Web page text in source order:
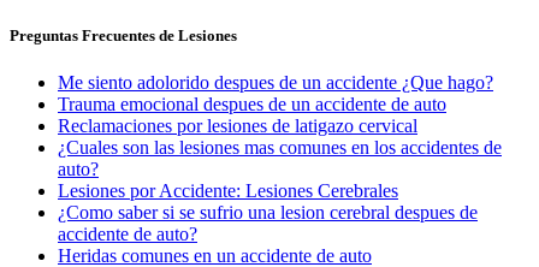
Preguntas Frecuentes de Lesiones
Me siento adolorido despues de un accidente ¿Que hago?
Trauma emocional despues de un accidente de auto
Reclamaciones por lesiones de latigazo cervical
¿Cuales son las lesiones mas comunes en los accidentes de
auto?
Lesiones por Accidente: Lesiones Cerebrales
¿Como saber si se sufrio una lesion cerebral despues de
accidente de auto?
Heridas comunes en un accidente de auto